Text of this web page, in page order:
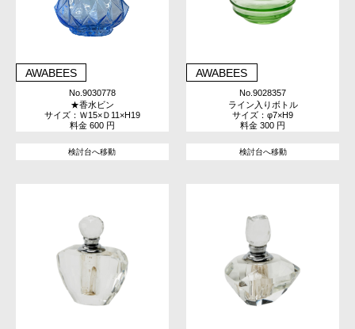
AWABEES
No.9030778
★香水ビン
サイズ：Ｗ15×Ｄ11×H19
料金 600 円
検討台へ移動
AWABEES
No.9028357
ライン入りボトル
サイズ：φ7×H9
料金 300 円
検討台へ移動